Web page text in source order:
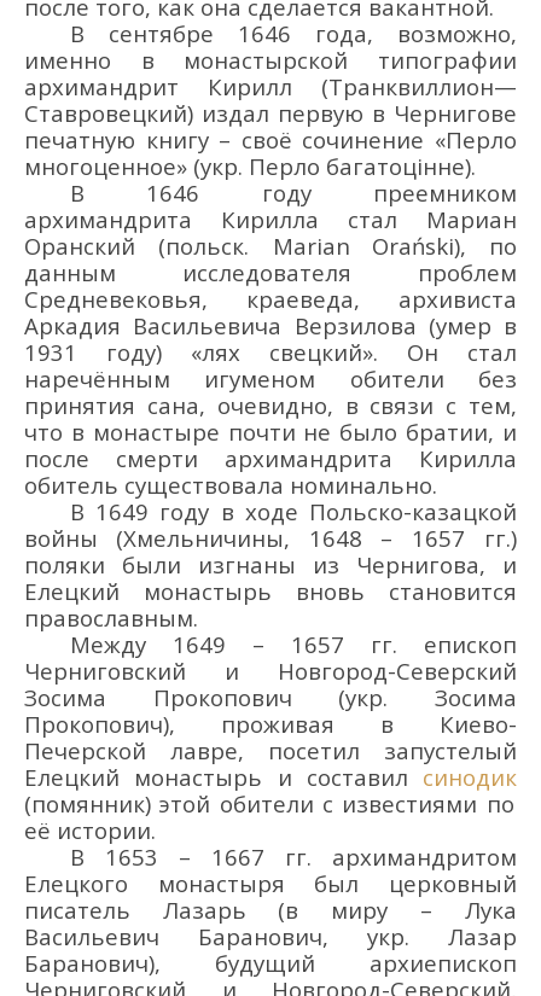
после того, как она сделается вакантной.
В сентябре 1646 года, возможно,
именно в монастырской типографии
архимандрит
Кирилл (Транквиллион—
Ставровецкий) издал первую в Чернигове
печатную книгу – своё сочинение «Перло
многоценное» (укр. Перло багатоцінне).
В 1646 году преемником
архимандрита Кирилла стал Мариан
Оранский (польск. Marian Orański), по
данным исследователя проблем
Средневековья, краеведа, архивиста
Аркадия Васильевича Верзилова (умер в
1931 году) «лях свецкий». Он стал
наречённым игуменом обители без
принятия сана, очевидно, в связи с тем,
что в монастыре почти не было братии, и
после смерти архимандрита Кирилла
обитель существовала номинально.
В 1649 году в ходе Польско-казацкой
войны
(Хмельничины, 1648 – 1657 гг.)
поляки были изгнаны из Чернигова, и
Елецкий монастырь вновь становится
православным.
Между 1649 – 1657 гг. епископ
Черниговский и Новгород-Северский
Зосима Прокопович (укр.Зосима
Прокопович), проживая в Киево-
Печерской лавре, посетил запустелый
Елецкий монастырь и составил синодик
(помянник) этой обители с известиями по
её истории.
В 1653 – 1667 гг. архимандритом
Елецкого монастыря был церковный
писатель Лазарь (в миру – Лука
Васильевич Баранович, укр. Лазар
Баранович), будущий архиепископ
Черниговский и Новгород-Северский,